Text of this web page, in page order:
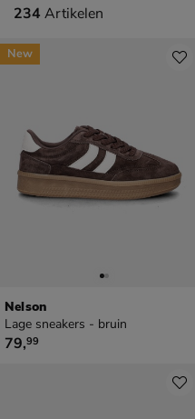
234 artikelen
234 Artikelen
Nelson
Lage sneakers - bruin
€ 79,99
79,99
New